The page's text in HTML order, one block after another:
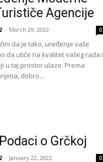
Agencije
- March 29, 2022 0
da je tako, uređenje vaše
da utiče na kvalitet vašeg rada i
u taj prostor ulaze. Prema
dobro...
o Grčkoj
- January 22, 2022 0